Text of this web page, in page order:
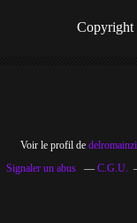
Voir le profil de
Signaler un abus
C.G.U.